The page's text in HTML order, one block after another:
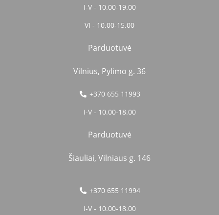
I-V - 10.00-19.00
VI - 10.00-15.00
Parduotuvė
Vilnius, Pylimo g. 36
+370 655 11993
I-V - 10.00-18.00
Parduotuvė
Šiauliai, Vilniaus g. 146
+370 655 11994
I-V - 10.00-18.00